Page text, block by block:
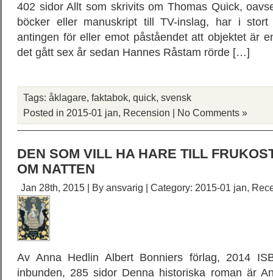
402 sidor Allt som skrivits om Thomas Quick,
böcker eller manuskript till TV-inslag, har i stort
antingen för eller emot påståendet att objektet är
det gått sex år sedan Hannes Råstam rörde […]
Tags: åklagare, faktabok, quick, svensk
Posted in 2015-01 jan, Recension | No Comments »
DEN SOM VILL HA HARE TILL
OM NATTEN
Jan 28th, 2015 | By ansvarig | Category: 2015-01 jan,
Av Anna Hedlin Albert Bonniers förlag, 2014
inbunden, 285 sidor Denna historiska roman är